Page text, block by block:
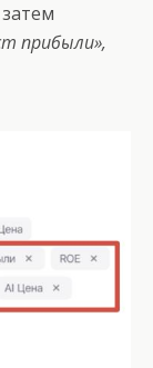
прибыли»,